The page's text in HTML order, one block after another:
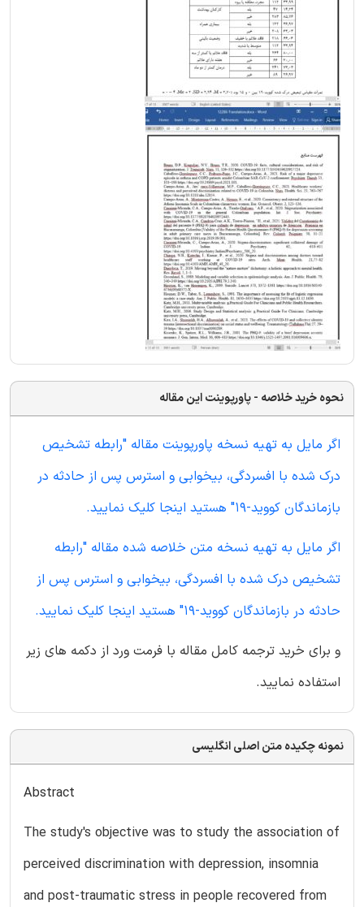
نحوه خرید خلاصه - پاورپوینت این مقاله
اگر مایل به تهیه نسخه پاورپوینت مقاله "رابطه تشخیص
درک شده با افسردگی، بیخوابی و استرس پس از حادثه در
بازماندگان کووید-19" هستید اینجا کلیک نمایید.
اگر مایل به تهیه نسخه متن خلاصه شده مقاله "رابطه
تشخیص درک شده با افسردگی، بیخوابی و استرس پس از
حادثه در بازماندگان کووید-19" هستید اینجا کلیک نمایید.
و برای خرید ترجمه کامل مقاله با فرمت ورد از دکمه های زیر
استفاده نمایید.
نمونه چکیده متن اصلی انگلیسی
Abstract
The study's objective was to study the association of
perceived discrimination with depression, insomnia
and post-traumatic stress in people recovered from